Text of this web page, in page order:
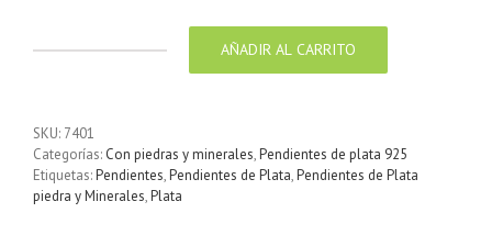
con
luna
realizado
AÑADIR AL CARRITO
SKU: 7401
Categorías: Con piedras y minerales,Pendientes de plata 925
Etiquetas:Pendientes,Pendientes de Plata,Pendientes de Plata
piedra y Minerales,Plata